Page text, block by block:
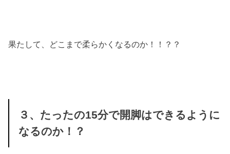
果たして、どこまで柔らかくなるのか！！？？
３、たったの15分で開脚はできるように
なるのか！？